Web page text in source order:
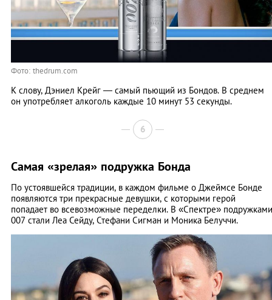
Фото: thedrum.com
К слову, Дэниел Крейг — самый пьющий из Бондов. В среднем
он употребляет алкоголь каждые 10 минут 53 секунды.
6
Самая «зрелая» подружка Бонда
По устоявшейся традиции, в каждом фильме о Джеймсе Бонде
появляются три прекрасные девушки, с которыми герой
попадает во всевозможные переделки. В «Спектре» подружками
007 стали Леа Сейду, Стефани Сигман и Моника Белуччи.